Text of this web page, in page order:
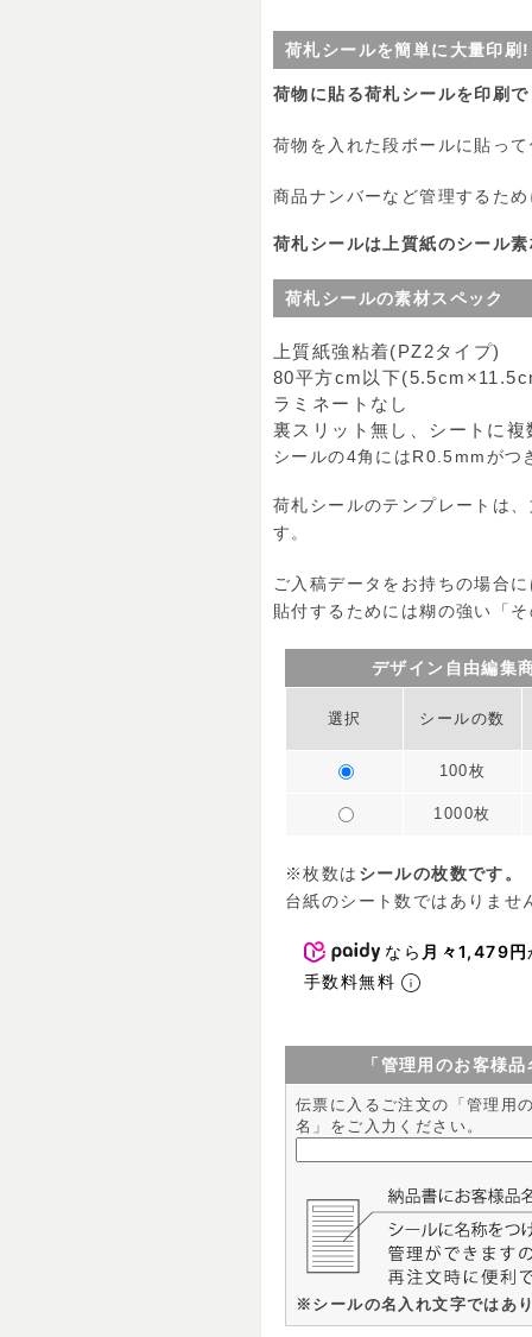
荷札シールを簡単に大量印刷!
荷物に貼る荷札シールを印刷
荷物を入れた段ボールに貼っ
商品ナンバーなど管理するた
荷札シールは上質紙のシール
荷札シールの素材スペック
上質紙強粘着(PZ2タイプ)
80平方cm以下
ラミネートなし
裏スリット無し、シートに複
シールの4角にはR0.5mmがつ
荷札シールのテンプレートは
す。
ご入稿データをお持ちの場合
貼付するためには糊の強い「
デザイン自由編集
選択 シールの数
100枚
1000枚
※枚数は シールの枚数です。
台紙のシート数ではありませ
なら 月々1,479円
手数料無料
「管理用のお客様
伝票に入るご注文の「管理用
名」をご入力ください。
※シールの名入れ文字ではあ